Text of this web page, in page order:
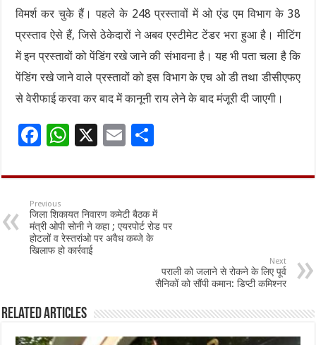
विमर्श कर चुके हैं। पहले के 248 प्रस्तावों में ओ एंड एम विभाग के 38
प्रस्ताव ऐसे हैं, जिसे ठेकेदारों ने अबव एस्टीमेट टेंडर भरा हुआ है। मीटिंग
में इन प्रस्तावों को पेंडिंग रखे जाने की संभावना है। यह भी पता चला है कि
पेंडिंग रखे जाने वाले प्रस्तावों को इस विभाग के एच ओ डी तथा डीसीएफए
से वेरीफाई करवा कर बाद में कानूनी राय लेने के बाद मंजूरी दी जाएगी।
F
e
b
o
o
W
at
sA
p
p
X
E
ai
l
ar
e
Previous
जिला शिकायत निवारण कमेटी बैठक में
मंत्री ओपी सोनी ने कहा ; एयरपोर्ट रोड पर
होटलों व रेस्तरांओ पर अवैध कब्जे के
खिलाफ हो कार्रवाई
Next
पराली को जलाने से रोकने के लिए पूर्व
सैनिकों को सौंपी कमान: डिप्टी कमिश्नर
Related Articles